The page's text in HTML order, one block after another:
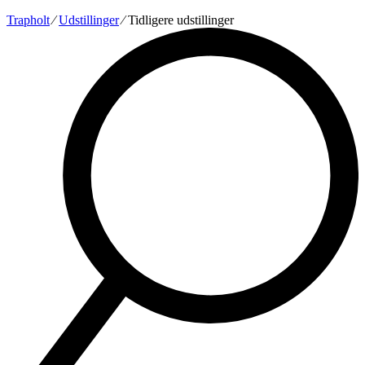
Trapholt∕Udstillinger∕ Tidligere udstillinger